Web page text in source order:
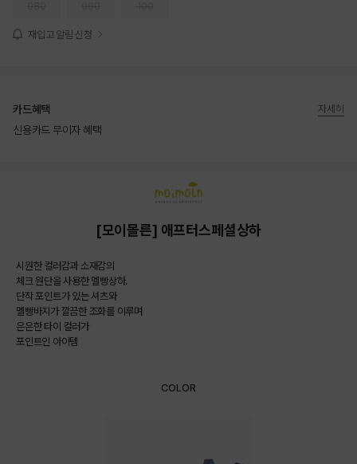
재입고 알림 신청
카드혜택
신용카드 무이자 혜택
자세히
[모이몰른] 애프터스페셜상하
시원한 컬러감과 소재감의
체크 원단을 사용한 멜빵상하.
단작 포인트가 있는 셔츠와
멜빵바지가 깔끔한 조화를 이루며
은은한 타이 컬러가
포인트인 아이템
COLOR